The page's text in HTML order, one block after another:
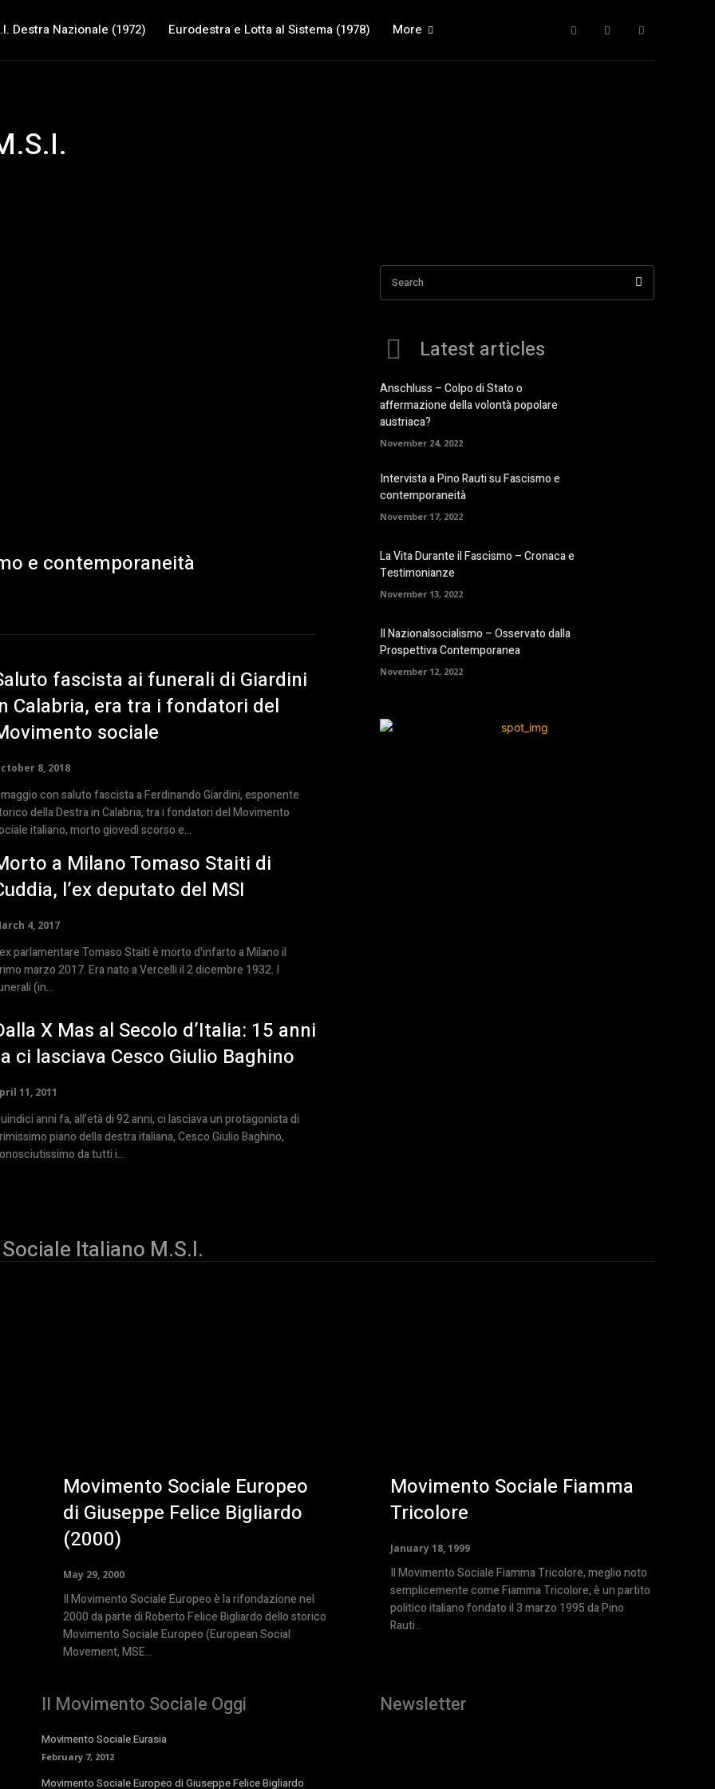
Destra Nazionale (1972) Eurodestra e Lotta al Sistema (1978) More
e contemporaneità
fascista ai funerali di Giardini
Calabria, era tra i fondatori del
sociale
8, 2018
con saluto fascista a Ferdinando Giardini, esponente
della Destra in Calabria, tra i fondatori del Movimento
italiano, morto giovedì scorso e...
a Milano Tomaso Staiti di
l’ex deputato del MSI
4, 2017
parlamentare Tomaso Staiti è morto d'infarto a Milano il
marzo 2017. Era nato a Vercelli il 2 dicembre 1932. I
(in...
X Mas al Secolo d’Italia: 15 anni
ci lasciava Cesco Giulio Baghino
11, 2011
anni fa, all’età di 92 anni, ci lasciava un protagonista di
piano della destra italiana, Cesco Giulio Baghino,
da tutti i...
Search
Latest articles
Anschluss – Colpo di Stato o
affermazione della volontà popolare
austriaca?
November 24, 2022
Intervista a Pino Rauti su Fascismo e
contemporaneità
November 17, 2022
La Vita Durante il Fascismo – Cronaca e
Testimonianze
November 13, 2022
Il Nazionalsocialismo – Osservato dalla
Prospettiva Contemporanea
November 12, 2022
Italiano M.S.I.
Movimento Sociale Europeo
di Giuseppe Felice Bigliardo
(2000)
May 29, 2000
Il Movimento Sociale Europeo è la rifondazione nel
2000 da parte di Roberto Felice Bigliardo dello storico
Movimento Sociale Europeo (European Social
Movement, MSE...
Movimento Sociale Fiamma
Tricolore
January 18, 1999
Il Movimento Sociale Fiamma Tricolore, meglio noto
semplicemente come Fiamma Tricolore, è un partito
politico italiano fondato il 3 marzo 1995 da Pino
Rauti...
Il Movimento Sociale Oggi
Movimento Sociale Eurasia
February 7, 2012
Movimento Sociale Europeo di Giuseppe Felice Bigliardo
Newsletter